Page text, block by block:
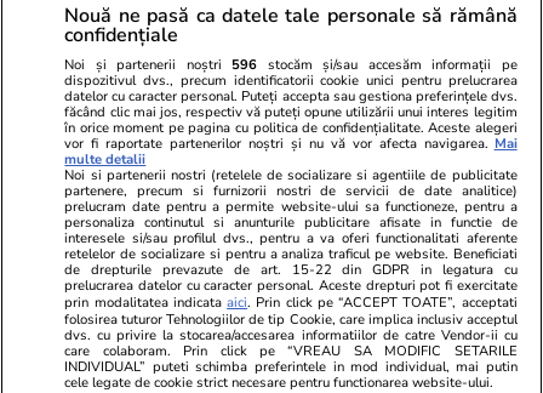
Accident feroviar
Nouă ne pasă ca datele tale personale să rămână
confidențiale
Noi și partenerii noștri 596 stocăm și/sau accesăm informații pe
dispozitivul dvs., precum identificatorii cookie unici pentru prelucrarea
datelor cu caracter personal. Puteți accepta sau gestiona preferințele dvs.
făcând clic mai jos, respectiv vă puteți opune utilizării unui interes legitim
în orice moment pe pagina cu politica de confidențialitate. Aceste alegeri
vor fi raportate partenerilor noștri și nu vă vor afecta navigarea. Mai
multe detalii
Noi si partenerii nostri (retelele de socializare si agentiile de publicitate
partenere, precum si furnizorii nostri de servicii de date analitice)
prelucram date pentru a permite website-ului sa functioneze, pentru a
personaliza continutul si anunturile publicitare afisate in functie de
interesele si/sau profilul dvs., pentru a va oferi functionalitati aferente
retelelor de socializare si pentru a analiza traficul pe website. Beneficiati
de drepturile prevazute de art. 15-22 din GDPR in legatura cu
prelucrarea datelor cu caracter personal. Aceste drepturi pot fi exercitate
prin modalitatea indicataaici. Prin click pe “ACCEPT TOATE”, acceptati
folosirea tuturor Tehnologiilor de tip Cookie, care implica inclusiv acceptul
dvs. cu privire la stocarea/accesarea informatiilor de catre Vendor-ii cu
care colaboram. Prin click pe “VREAU SA MODIFIC SETARILE
INDIVIDUAL” puteti schimba preferintele in mod individual, mai putin
cele legate de cookie strict necesare pentru functionarea website-ului.